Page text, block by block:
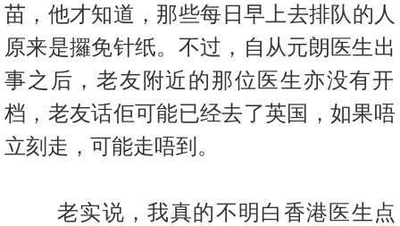
公
布
置
业
手
册
苗，他才知道，那些每日早上去排队的人
原来是攞免针纸。不过，自从元朗医生出
事之后，老友附近的那位医生亦没有开
档，老友话佢可能已经去了英国， 如果唔
立刻走，可能走唔到。
老实说，我真的不明白香港医生点